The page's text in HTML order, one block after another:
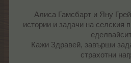
Алиса Гамсбарт и Яну
истории и задачи на селския
Кажи Здравей, завърши
страхотни